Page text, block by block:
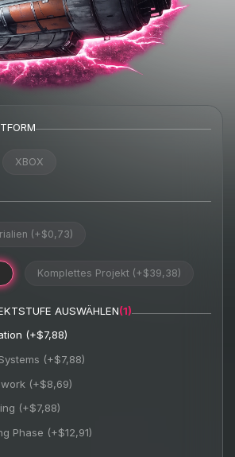
XBOX
(+$0,73)
Komplettes Projekt (+$39,38)
AUSWÄHLEN(1)
(+$7,88)
(+$7,88)
(+$8,69)
(+$7,88)
Phase (+$12,91)